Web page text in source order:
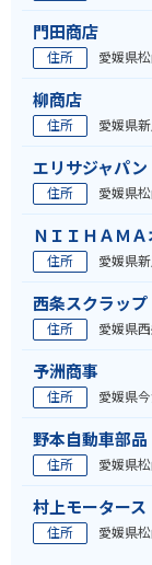
門田商店
住所 愛媛県
柳商店
住所 愛媛県
エリサジャパン
住所 愛媛県
ＮＩＩＨＡＭ
住所 愛媛県
西条スクラップ
住所 愛媛県
予洲商事
住所 愛媛県
野本自動車部品
住所 愛媛県
村上モータース
住所 愛媛県